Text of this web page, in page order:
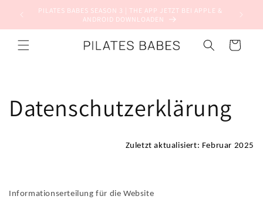
zum
PILATES BABES SEASON 3 | THE APP JETZT BEI APPLE &
ANDROID DOWNLOADEN
Warenkorb
Datenschutzerklärung
Zuletzt aktualisiert: Februar 2025
Informationserteilung für die Website